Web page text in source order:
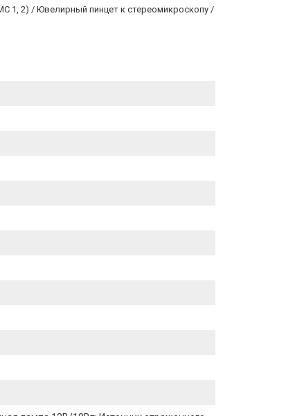
1, 2) / Ювелирный пинцет к стереомикроскопу /